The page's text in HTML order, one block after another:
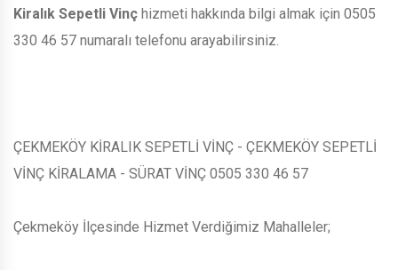
Kiralık Sepetli Vinç hizmeti hakkında bilgi almak için 0505
330 46 57 numaralı telefonu arayabilirsiniz.
ÇEKMEKÖY KİRALIK SEPETLİ VİNÇ - ÇEKMEKÖY SEPETLİ
VİNÇ KİRALAMA - SÜRAT VİNÇ 0505 330 46 57
Çekmeköy İlçesinde Hizmet Verdiğimiz Mahalleler;